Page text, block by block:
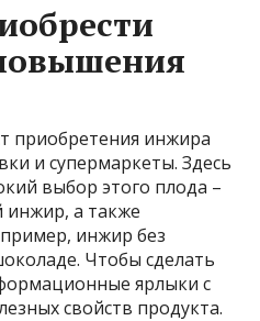
приобретения инжира
и супермаркеты. Здесь
выбор этого плода –
а также
инжир без
Чтобы сделать
ярлыки с
свойств продукта.